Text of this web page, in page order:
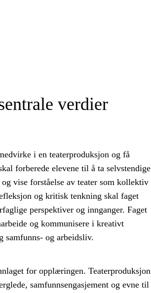
verdier
i en teaterproduksjon og få
forberede elevene til å ta selvstendige
vise forståelse av teater som kollektiv
og kritisk tenkning skal faget
perspektiver og innganger. Faget
og kommunisere i kreativt
samfunns- og arbeidsliv.
for opplæringen. Teaterproduksjon
samfunnsengasjement og evne til